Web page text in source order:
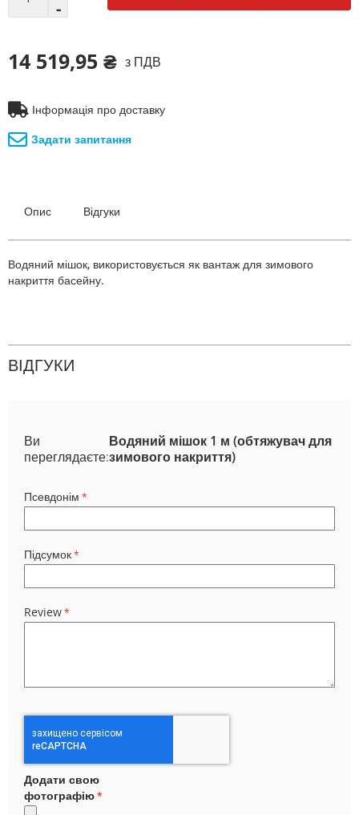
14 519,95 ₴ з ПДВ
Інформація про доставку
Задати запитання
Опис Відгуки
Водяний мішок, використовується як вантаж для зимового
накриття басейну.
ВІДГУКИ
Ви
переглядаєте:
Водяний мішок 1 м (обтяжувач для
зимового накриття)
Псевдонім
Підсумок
Review
Додати свою
фотографію